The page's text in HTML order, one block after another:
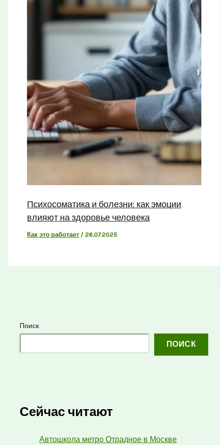
Поиск
ПОИСК
Сейчас читают
Автошкола метро Отрадное в Москве
Психосоматика и болезни: как эмоции
влияют на здоровье человека
Как это работает / 26.07.2025